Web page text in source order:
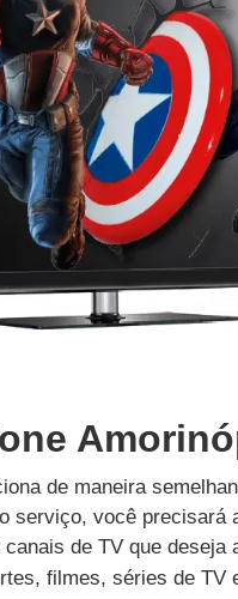
de maneira
serviço, você precisará
de TV que deseja
filmes, séries de TV